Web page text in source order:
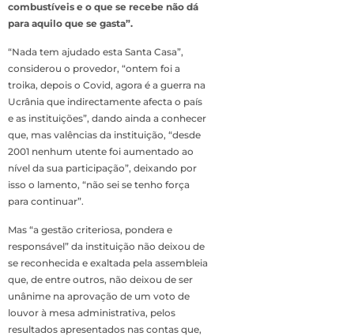
combustíveis e o que se recebe não dá
para aquilo que se gasta”.
“Nada tem ajudado esta Santa Casa”,
considerou o provedor, “ontem foi a
troika, depois o Covid, agora é a guerra na
Ucrânia que indirectamente afecta o país
e as instituições”, dando ainda a conhecer
que, mas valências da instituição, “desde
2001 nenhum utente foi aumentado ao
nível da sua participação”, deixando por
isso o lamento, “não sei se tenho força
para continuar”.
Mas “a gestão criteriosa, pondera e
responsável” da instituição não deixou de
se reconhecida e exaltada pela assembleia
que, de entre outros, não deixou de ser
unânime na aprovação de um voto de
louvor à mesa administrativa, pelos
resultados apresentados nas contas que,